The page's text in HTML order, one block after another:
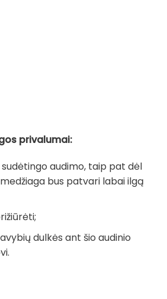
privalumai:
audimo, taip pat dėl
bus patvari labai ilgą
dulkės ant šio audinio